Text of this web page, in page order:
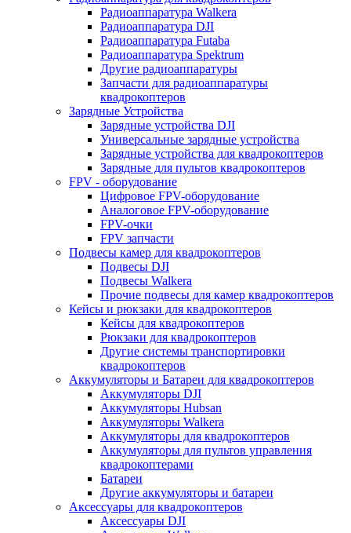
Радиоаппаратура Walkera
Радиоаппаратура DJI
Радиоаппаратура Futaba
Радиоаппаратура Spektrum
Другие радиоаппаратуры
Запчасти для радиоаппаратуры
квадрокоптеров
Зарядные Устройства
Зарядные устройства DJI
Универсальные зарядные устройства
Зарядные устройства для квадрокоптеров
Зарядные для пультов квадрокоптеров
FPV - оборудование
Цифровое FPV-оборудование
Аналоговое FPV-оборудование
FPV-очки
FPV запчасти
Подвесы камер для квадрокоптеров
Подвесы DJI
Подвесы Walkera
Прочие подвесы для камер квадрокоптеров
Кейсы и рюкзаки для квадрокоптеров
Кейсы для квадрокоптеров
Рюкзаки для квадрокоптеров
Другие системы транспортировки
квадрокоптеров
Аккумуляторы и Батареи для квадрокоптеров
Аккумуляторы DJI
Аккумуляторы Hubsan
Аккумуляторы Walkera
Аккумуляторы для квадрокоптеров
Аккумуляторы для пультов управления
квадрокоптерами
Батареи
Другие аккумуляторы и батареи
Аксессуары для квадрокоптеров
Аксессуары DJI